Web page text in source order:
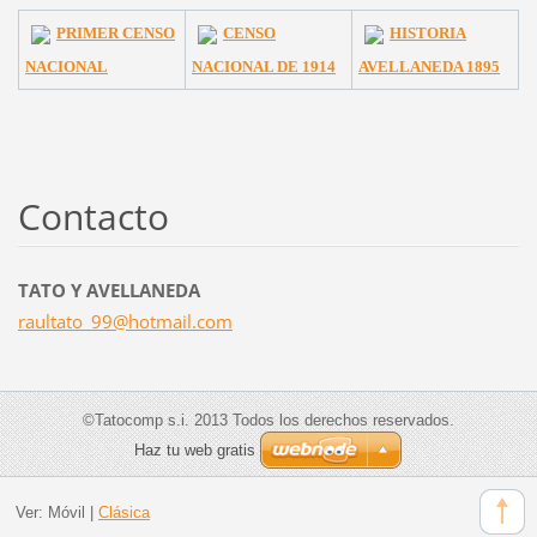
PRIMER CENSO
NACIONAL
CENSO
NACIONAL DE 1914
HISTORIA
AVELLANEDA 1895
Contacto
TATO Y AVELLANEDA
raultato_99@hotmail.com
©Tatocomp s.i. 2013 Todos los derechos reservados.
Haz tu web gratis
Ver: Móvil Clásica